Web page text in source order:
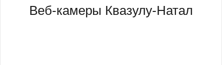
Веб-камеры Квазулу-Натал